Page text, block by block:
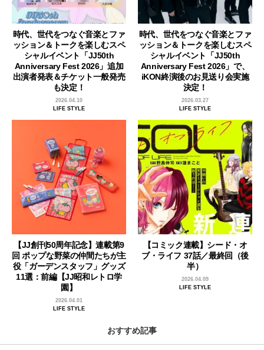
時代、世代をつなぐ音楽とファ
ッション＆トークを楽しむスペ
シャルイベント「JJ50th
Anniversary Fest 2026」追加
出演者発表＆チケット一般発売
も決定！
2026.04.10
LIFE STYLE
時代、世代をつなぐ音楽とファ
ッション＆トークを楽しむスペ
シャルイベント「JJ50th
Anniversary Fest 2026」で、
iKON終演後のお見送り会実施
決定！
2026.03.27
LIFE STYLE
【JJ創刊50周年記念】連載第9
回 ポップな野菜の仲間たちが主
役「ガーデンスタッフ」グッズ
11選：前編【JJ昭和レトロ学
園】
2026.04.01
LIFE STYLE
【コミック連載】シード・オ
ブ・ライフ 37話／最終回（後
半）
2026.04.09
LIFE STYLE
おすすめ記事